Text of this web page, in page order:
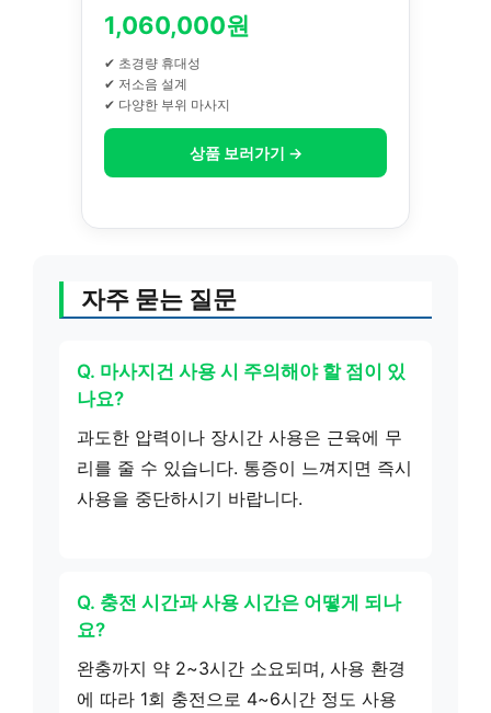
1,060,000원
✔ 초경량 휴대성
✔ 저소음 설계
✔ 다양한 부위 마사지
상품 보러가기 →
자주 묻는 질문
Q. 마사지건 사용 시 주의해야 할 점이 있
나요?
과도한 압력이나 장시간 사용은 근육에 무
리를 줄 수 있습니다. 통증이 느껴지면 즉시
사용을 중단하시기 바랍니다.
Q. 충전 시간과 사용 시간은 어떻게 되나
요?
완충까지 약 2~3시간 소요되며, 사용 환경
에 따라 1회 충전으로 4~6시간 정도 사용